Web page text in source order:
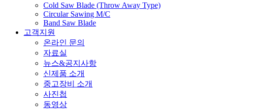
Cold Saw Blade (Throw Away Type)
Circular Sawing M/C
Band Saw Blade
고객지원
온라인 문의
자료실
뉴스&공지사항
신제품 소개
중고장비 소개
사진첩
동영상